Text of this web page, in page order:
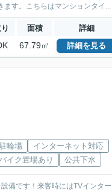
ます。こちらはマンションタイ...
面積 詳細
67.79㎡ 詳細を見る
輪場
インターネット対応
イク置場あり
公共下水
備です！来客時にはTVインタ